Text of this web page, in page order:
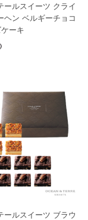
ールスイーツ クライ
ヘン ベルギーチョコ
ーキ
ールスイーツ ブラウ